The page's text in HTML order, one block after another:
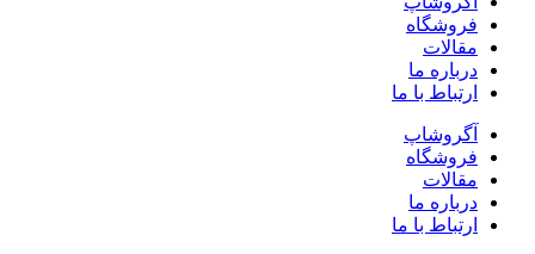
فروشگاه
مقالات
درباره ما
ارتباط با ما
آگروشاپ
فروشگاه
مقالات
درباره ما
ارتباط با ما